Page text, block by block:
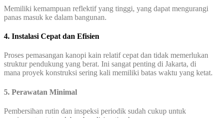
Memiliki kemampuan reflektif yang tinggi, yang dapat mengurangi
panas masuk ke dalam bangunan.
4. Instalasi Cepat dan Efisien
Proses pemasangan kanopi kain relatif cepat dan tidak memerlukan
struktur pendukung yang berat. Ini sangat penting di Jakarta, di
mana proyek konstruksi sering kali memiliki batas waktu yang ketat.
5. Perawatan Minimal
Pembersihan rutin dan inspeksi periodik sudah cukup untuk